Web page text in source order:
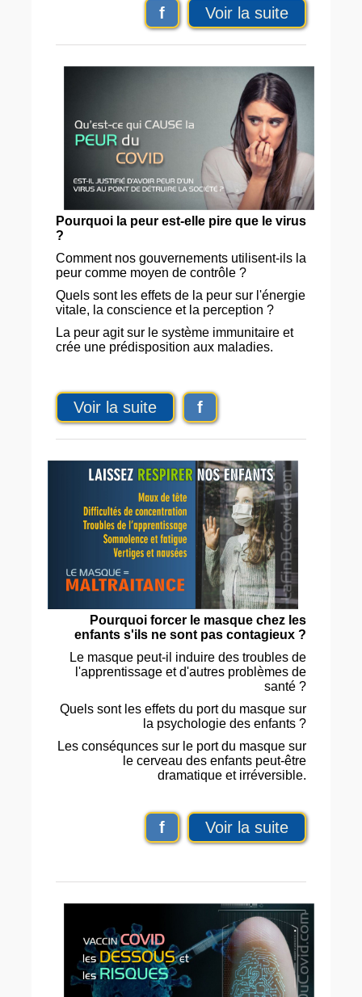
f Voir la suite
Pourquoi la peur est-elle pire que le virus
?
Comment nos gouvernements utilisent-ils la
peur comme moyen de contrôle ?
Quels sont les effets de la peur sur l'énergie
vitale, la conscience et la perception ?
La peur agit sur le système immunitaire et
crée une prédisposition aux maladies.
Voir la suite f
Pourquoi forcer le masque chez les
enfants s'ils ne sont pas contagieux ?
Le masque peut-il induire des troubles de
l'apprentissage et d'autres problèmes de
santé ?
Quels sont les effets du port du masque sur
la psychologie des enfants ?
Les conséqunces sur le port du masque sur
le cerveau des enfants peut-être
dramatique et irréversible.
f Voir la suite